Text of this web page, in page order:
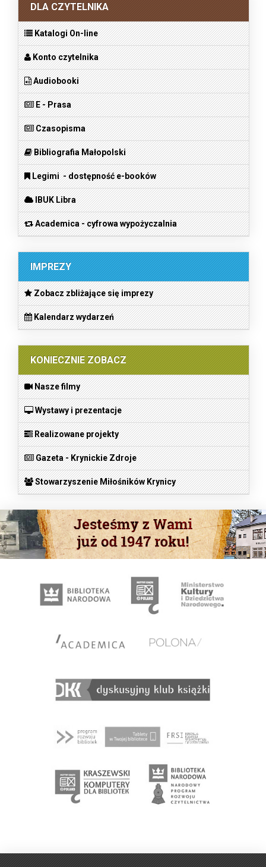
DLA CZYTELNIKA
Katalogi On-line
Konto czytelnika
Audiobooki
E - Prasa
Czasopisma
Bibliografia Małopolski
Legimi - dostępność e-booków
IBUK Libra
Academica - cyfrowa wypożyczalnia
IMPREZY
Zobacz zbliżające się imprezy
Kalendarz wydarzeń
KONIECZNIE ZOBACZ
Nasze filmy
Wystawy i prezentacje
Realizowane projekty
Gazeta - Krynickie Zdroje
Stowarzyszenie Miłośników Krynicy